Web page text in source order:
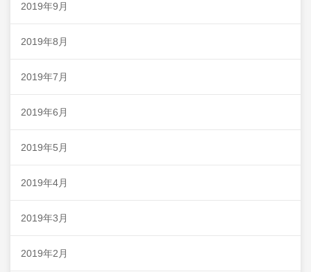
2019年9月
2019年8月
2019年7月
2019年6月
2019年5月
2019年4月
2019年3月
2019年2月